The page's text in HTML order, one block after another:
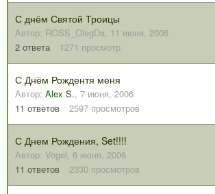
С днём Святой Троицы
Автор: ROSS_OlegDa, 11 июня, 2006
2 ответа 1271 просмотр
С Днём Рождентя меня
Автор: Alex S., 7 июня, 2006
11 ответов 2597 просмотров
С Днем Рождения, Set!!!!
Автор: Vogel, 6 июня, 2006
11 ответов 2330 просмотров